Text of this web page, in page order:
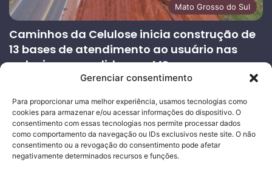
Gerenciar consentimento
Para proporcionar uma melhor experiência, usamos tecnologias como
cookies para armazenar e/ou acessar informações do dispositivo. O
consentimento com essas tecnologias nos permite processar dados
como comportamento da navegação ou IDs exclusivos neste site. O não
consentimento ou a revogação do consentimento pode afetar
negativamente determinados recursos e funções.
Mato Grosso do Sul
Caminhos da Celulose inicia construção de
13 bases de atendimento ao usuário nas
rodovias concedidas em MS
Página
anterior
Próxima
página
Ouro Empresas- Desenvolvimento Web